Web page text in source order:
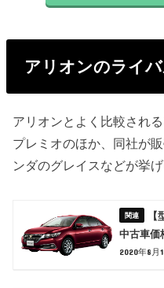
アリオンのライ
アリオンとよく比較され
プレミオのほか、同社が
ンダのグレイスなどが挙げ
中古車価
2020年8月